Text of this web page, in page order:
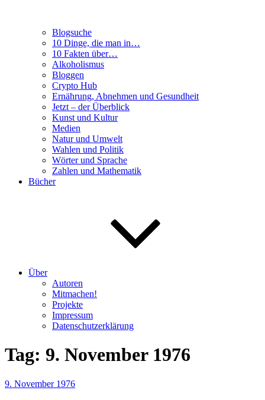
Blogsuche
10 Dinge, die man in…
10 Fakten über…
Alkoholismus
Bloggen
Crypto Hub
Ernährung, Abnehmen und Gesundheit
Jetzt – der Überblick
Kunst und Kultur
Medien
Natur und Umwelt
Wahlen und Politik
Wörter und Sprache
Zahlen und Mathematik
Bücher
Über
Autoren
Mitmachen!
Projekte
Impressum
Datenschutzerklärung
Tag: 9. November 1976
Veröffentlicht
9. November 1976